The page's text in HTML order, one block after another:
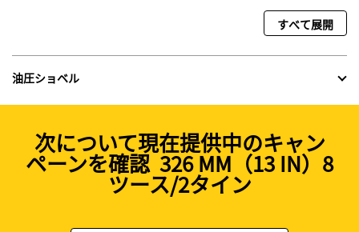
すべて展開
油圧ショベル
次について現在提供中のキャン
ペーンを確認 326 MM（13 IN）8
ツース/2タイン